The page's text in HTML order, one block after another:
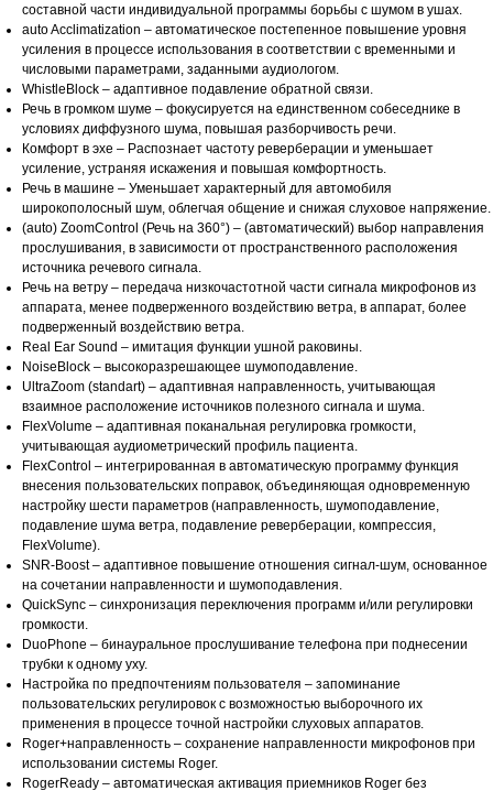
составной части индивидуальной программы борьбы с шумом в ушах.
auto Acclimatization – автоматическое постепенное повышение уровня
усиления в процессе использования в соответствии с временными и
числовыми параметрами, заданными аудиологом.
WhistleBlock – адаптивное подавление обратной связи.
Речь в громком шуме – фокусируется на единственном собеседнике в
условиях диффузного шума, повышая разборчивость речи.
Комфорт в эхе – Распознает частоту реверберации и уменьшает
усиление, устраняя искажения и повышая комфортность.
Речь в машине – Уменьшает характерный для автомобиля
широкополосный шум, облегчая общение и снижая слуховое напряжение.
(auto) ZoomControl (Речь на 360°) – (автоматический) выбор направления
прослушивания, в зависимости от пространственного расположения
источника речевого сигнала.
Речь на ветру – передача низкочастотной части сигнала микрофонов из
аппарата, менее подверженного воздействию ветра, в аппарат, более
подверженный воздействию ветра.
Real Ear Sound – имитация функции ушной раковины.
NoiseBlock – высокоразрешающее шумоподавление.
UltraZoom (standart) – адаптивная направленность, учитывающая
взаимное расположение источников полезного сигнала и шума.
FlexVolume – адаптивная поканальная регулировка громкости,
учитывающая аудиометрический профиль пациента.
FlexControl – интегрированная в автоматическую программу функция
внесения пользовательских поправок, объединяющая одновременную
настройку шести параметров (направленность, шумоподавление,
подавление шума ветра, подавление реверберации, компрессия,
FlexVolume).
SNR-Boost – адаптивное повышение отношения сигнал-шум, основанное
на сочетании направленности и шумоподавления.
QuickSync – синхронизация переключения программ и/или регулировки
громкости.
DuoPhone – бинауральное прослушивание телефона при поднесении
трубки к одному уху.
Настройка по предпочтениям пользователя – запоминание
пользовательских регулировок с возможностью выборочного их
применения в процессе точной настройки слуховых аппаратов.
Roger+направленность – сохранение направленности микрофонов при
использовании системы Roger.
RogerReady – автоматическая активация приемников Roger без